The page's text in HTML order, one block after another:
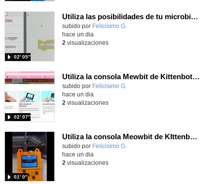
Utiliza las posibilidades de tu microbit programando com MakeCode para medir temperatura y nivel de luz con Datalogger
Contenido educativo.
subido por Felicisimo G.
02′ 05″
hace un dia
2 visualizaciones
Utiliza la consola Mewbit de Kittenbot para llevar tus juegos arcade de MakeCode a tu mano
Contenido educativo.
subido por Felicisimo G.
02′ 07″
hace un dia
2 visualizaciones
Utiliza la consola Meowbit de KIttenbot para jugar con tus programas MakeCode Arcade
Contenido educativo.
subido por Felicisimo G.
01′ 0″
hace un dia
2 visualizaciones